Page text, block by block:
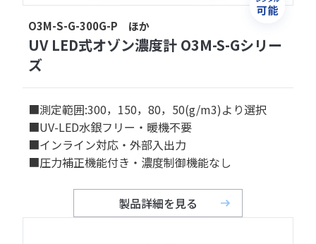
O3M-S-G-300G-P ほか
UV LED式オゾン濃度計 O3M-S-Gシリー
ズ
■測定範囲:300，150，80，50(g/m3)より選択
■UV-LED水銀フリー・暖機不要
■インライン対応・外部入出力
■圧力補正機能付き・濃度制御機能なし
製品詳細を見る